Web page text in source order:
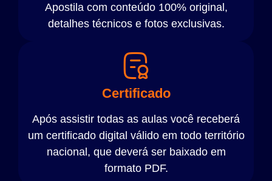
Apostila com conteúdo 100% original,
detalhes técnicos e fotos exclusivas.
Certificado
Após assistir todas as aulas você receberá
um certificado digital válido em todo território
nacional, que deverá ser baixado em
formato PDF.